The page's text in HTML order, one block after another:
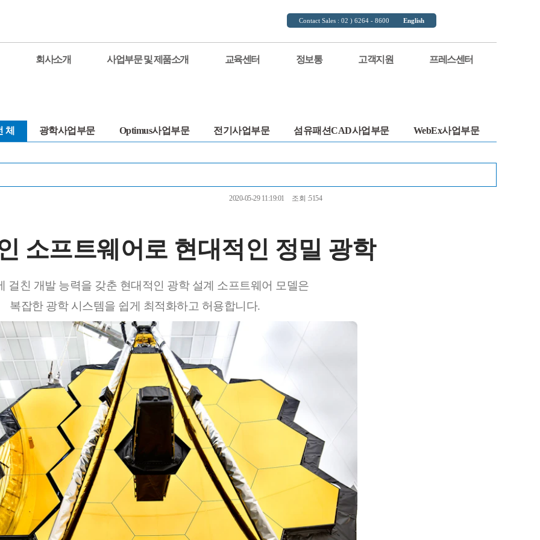
Contact Sales : 02 ) 6264 - 8600 English
회사소개 사업부문 및 제품소개 교육센터 정보통 고객지원 프레스센터
체 광학사업부문 Optimus사업부문 전기사업부문 섬유패션CAD사업부문 WebEx사업부문
2020-05-29 11:19:01 조회 :5154
소프트웨어로 현대적인 정밀 광학
걸친 개발 능력을 갖춘 현대적인 광학 설계 소프트웨어 모델은
복잡한 광학 시스템을 쉽게 최적화하고 허용합니다.